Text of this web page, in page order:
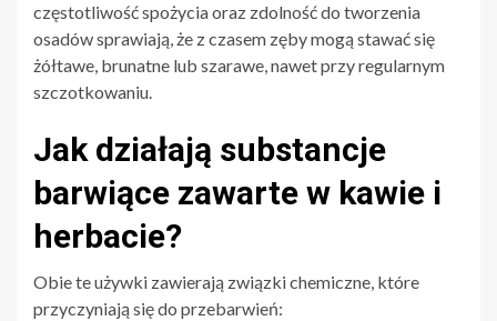
częstotliwość spożycia oraz zdolność do tworzenia
osadów sprawiają, że z czasem zęby mogą stawać się
żółtawe, brunatne lub szarawe, nawet przy regularnym
szczotkowaniu.
Jak działają substancje
barwiące zawarte w kawie i
herbacie?
Obie te używki zawierają związki chemiczne, które
przyczyniają się do przebarwień: